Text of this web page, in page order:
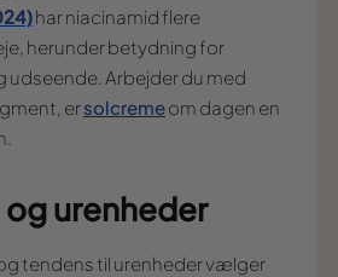
har niacinamid flere
herunder betydning for
udseende. Arbejder du med
ersolcremeom dagen en
og urenheder
tendens til urenheder vælger